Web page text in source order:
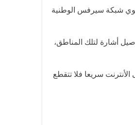
شبكة سيرفس الوطنية
أشارة لتلك المناطق،
سريعا فلا تتقطع